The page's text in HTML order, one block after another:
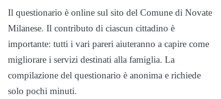
Il questionario è online sul sito del Comune di Novate
Milanese. Il contributo di ciascun cittadino è
importante: tutti i vari pareri aiuteranno a capire come
migliorare i servizi destinati alla famiglia. La
compilazione del questionario è anonima e richiede
solo pochi minuti.